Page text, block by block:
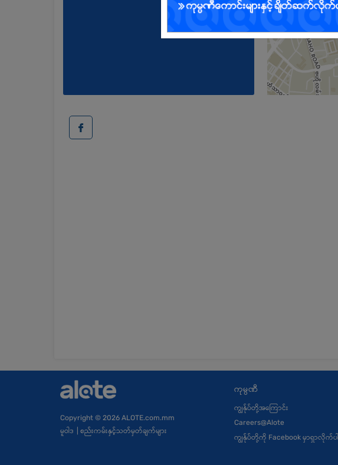
Copyright © 2026 ALOTE.com.mm
မူဝါဒ
စည်းကမ်းနှင့်သတ်မှတ်ချက်များ
ကုမ္ပဏီ
ကျွန်ုပ်တို့အကြောင်း
Careers@Alote
ကျွန်ုပ်တို့ကို Facebook မှာရှာလိုက်ပါ